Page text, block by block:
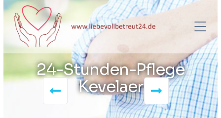
24-Stunden-Pflege
Kevelaer